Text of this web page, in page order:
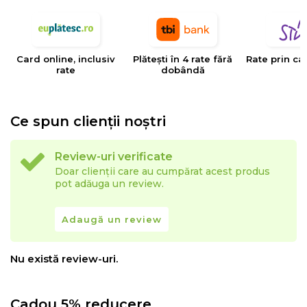
mobilier. Creativitatea, designul, inovatia si calitatea
sunt valorile care determina stilul si traiectoria Eysa inca
de la infiintarea sa.
Card online, inclusiv
rate
Plătești în 4 rate fără
dobândă
Rate prin
Ce spun clienții noștri
Review-uri verificate
Doar clienții care au cumpărat acest produs
pot adăuga un review.
Adaugă un review
Nu există review-uri.